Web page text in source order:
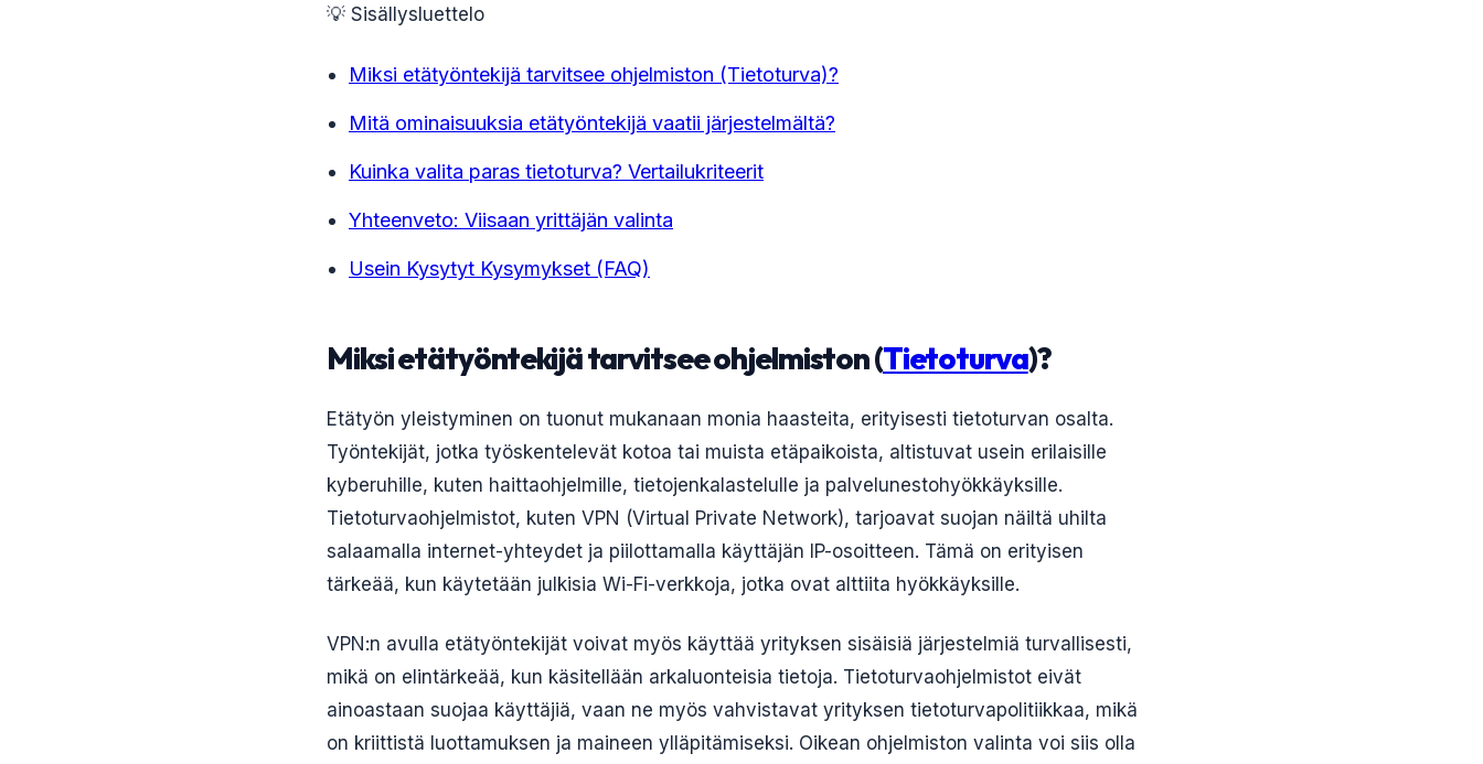
💡 Sisällysluettelo
Miksi etätyöntekijä tarvitsee ohjelmiston (Tietoturva)?
Mitä ominaisuuksia etätyöntekijä vaatii järjestelmältä?
Kuinka valita paras tietoturva? Vertailukriteerit
Yhteenveto: Viisaan yrittäjän valinta
Usein Kysytyt Kysymykset (FAQ)
Miksi etätyöntekijä tarvitsee ohjelmiston (Tietoturva)?
Etätyön yleistyminen on tuonut mukanaan monia haasteita, erityisesti tietoturvan osalta.
Työntekijät, jotka työskentelevät kotoa tai muista etäpaikoista, altistuvat usein erilaisille
kyberuhille, kuten haittaohjelmille, tietojenkalastelulle ja palvelunestohyökkäyksille.
Tietoturvaohjelmistot, kuten VPN (Virtual Private Network), tarjoavat suojan näiltä uhilta
salaamalla internet-yhteydet ja piilottamalla käyttäjän IP-osoitteen. Tämä on erityisen
tärkeää, kun käytetään julkisia Wi-Fi-verkkoja, jotka ovat alttiita hyökkäyksille.
VPN:n avulla etätyöntekijät voivat myös käyttää yrityksen sisäisiä järjestelmiä turvallisesti,
mikä on elintärkeää, kun käsitellään arkaluonteisia tietoja. Tietoturvaohjelmistot eivät
ainoastaan suojaa käyttäjiä, vaan ne myös vahvistavat yrityksen tietoturvapolitiikkaa, mikä
on kriittistä luottamuksen ja maineen ylläpitämiseksi. Oikean ohjelmiston valinta voi siis olla